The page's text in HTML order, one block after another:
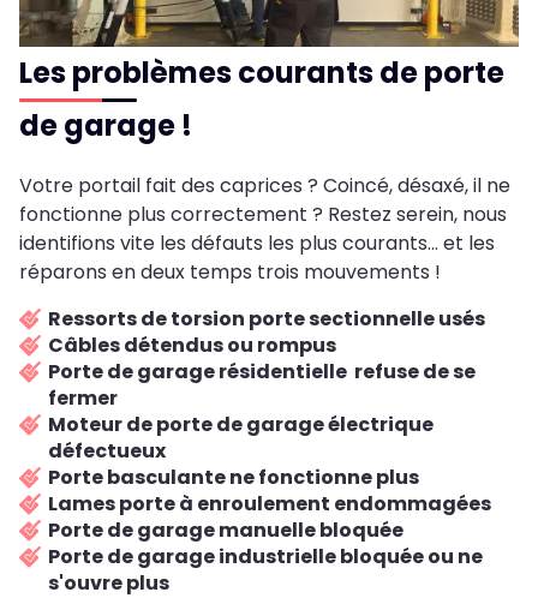
Les problèmes courants de porte
de garage !
Votre portail fait des caprices ? Coincé, désaxé, il ne
fonctionne plus correctement ? Restez serein, nous
identifions vite les défauts les plus courants... et les
réparons en deux temps trois mouvements !
Ressorts de torsion porte sectionnelle usés
Câbles détendus ou rompus
Porte de garage résidentielle refuse de se
fermer
Moteur de porte de garage électrique
défectueux
Porte basculante ne fonctionne plus
Lames porte à enroulement endommagées
Porte de garage manuelle bloquée
Porte de garage industrielle bloquée ou ne
s'ouvre plus